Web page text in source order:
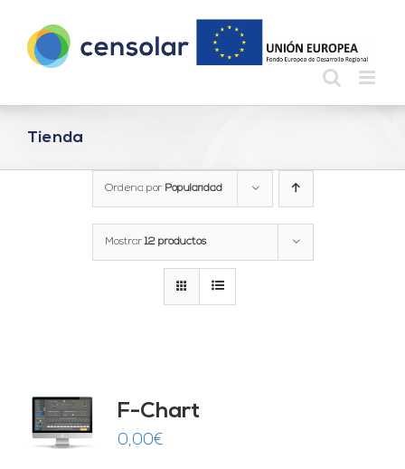
contenido
Tienda
Ordena por Popularidad
Mostrar12 productos
F-Chart
0,00€